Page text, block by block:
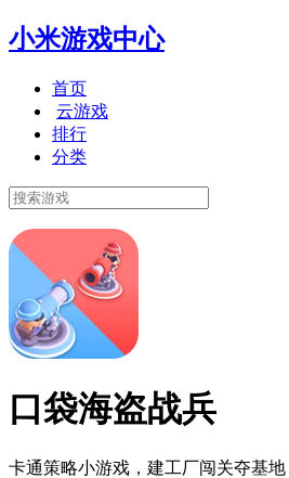
小米游戏中心
首页
云游戏
排行
分类
口袋海盗战兵
卡通策略小游戏，建工厂闯关夺基地